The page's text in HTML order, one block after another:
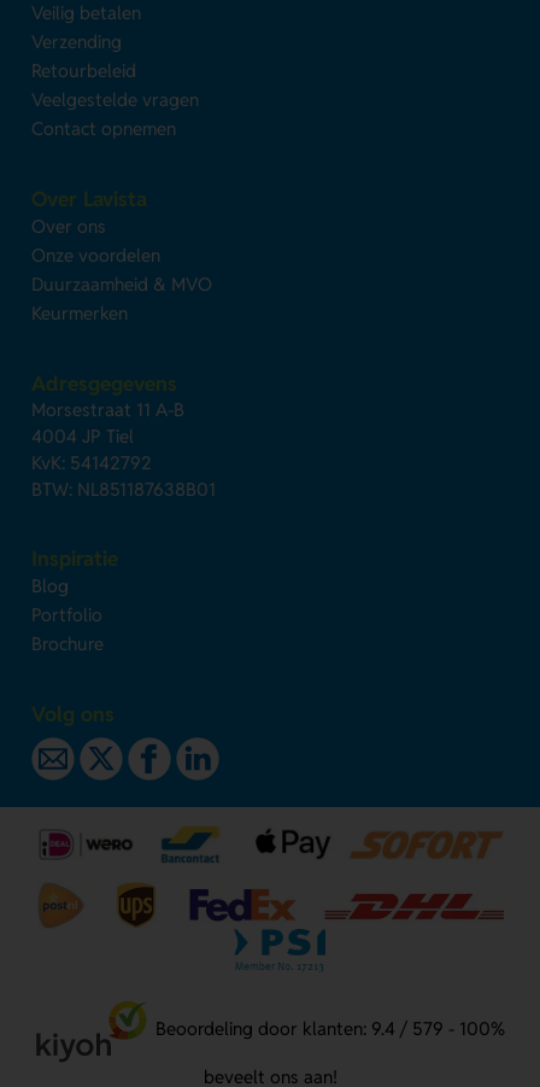
Veilig betalen
Verzending
Retourbeleid
Veelgestelde vragen
Contact opnemen
Over Lavista
Over ons
Onze voordelen
Duurzaamheid & MVO
Keurmerken
Adresgegevens
Morsestraat 11 A-B
4004 JP Tiel
KvK: 54142792
BTW: NL851187638B01
Inspiratie
Blog
Portfolio
Brochure
Volg ons
Beoordeling door klanten: 9.4 / 579 - 100%
beveelt ons aan!